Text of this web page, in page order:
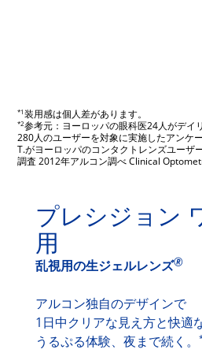
*1装用感は個人差があります。
*2参考元：ヨーロッパの眼科医24人がデイ
280人のユーザーを対象に実施したアンケ
T.がヨーロッパのコンタクトレンズユーザ
調査 2012年アルコン調べ Clinical
プレシジョン
用
乱視用の生ジェルレンズ🄬
アルコン独自のデザインで
1日中クリアな見え方と快適
うるぷる体験、夜まで続く。